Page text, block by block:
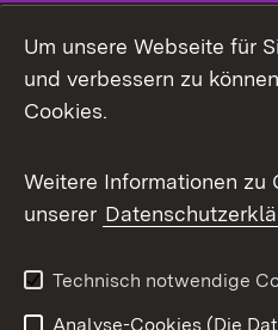
Facebook
X / Twitter
Youtube
Um unsere Webseite für
und verbessern zu
Cookies.
Weitere Informationen zu
unserer
Technisch notwendige
Analyse-Cookies (Die